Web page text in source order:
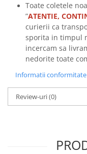
Toate coletele
”ATENTIE,
curierii ca
sporita in timpul
incercam sa
nedorite toate
Informatii
Review-uri(0)